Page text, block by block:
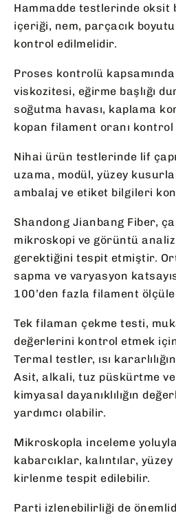
Hammadde testlerinde oksit
içeriği, nem, parçacık
kontrol edilmelidir.
Proses kontrolü kapsamında
viskozitesi, eğirme başlığı
soğutma havası, kaplama
kopan filament oranı kontrol
Nihai ürün testlerinde lif
uzama, modül, yüzey
ambalaj ve etiket bilgileri
Shandong Jianbang Fiber,
mikroskopi ve görüntü
gerektiğini tespit etmiştir.
sapma ve varyasyon
100’den fazla filament
Tek filaman çekme testi,
değerlerini kontrol etmek
Termal testler, ısı
Asit, alkali, tuz püskürtme
kimyasal dayanıklılığın
yardımcı olabilir.
Mikroskopla inceleme
kabarcıklar, kalıntılar,
kirlenme tespit edilebilir.
Parti izlenebilirliği de